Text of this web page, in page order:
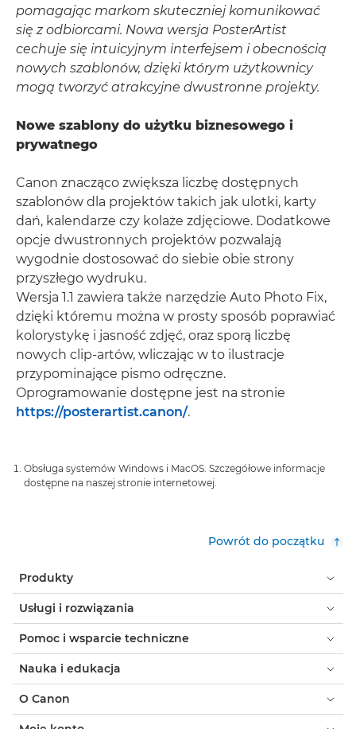
pomagając markom skuteczniej komunikować
się z odbiorcami. Nowa wersja PosterArtist
cechuje się intuicyjnym interfejsem i obecnością
nowych szablonów, dzięki którym użytkownicy
mogą tworzyć atrakcyjne dwustronne projekty.
Nowe szablony do użytku biznesowego i
prywatnego
Canon znacząco zwiększa liczbę dostępnych
szablonów dla projektów takich jak ulotki, karty
dań, kalendarze czy kolaże zdjęciowe. Dodatkowe
opcje dwustronnych projektów pozwalają
wygodnie dostosować do siebie obie strony
przyszłego wydruku.
Wersja 1.1 zawiera także narzędzie Auto Photo Fix,
dzięki któremu można w prosty sposób poprawiać
kolorystykę i jasność zdjęć, oraz sporą liczbę
nowych clip-artów, wliczając w to ilustracje
przypominające pismo odręczne.
Oprogramowanie dostępne jest na stronie
https://posterartist.canon/.
Obsługa systemów Windows i MacOS. Szczegółowe informacje
dostępne na naszej stronie internetowej.
Powrót do początku
Produkty
Usługi i rozwiązania
Pomoc i wsparcie techniczne
Nauka i edukacja
O Canon